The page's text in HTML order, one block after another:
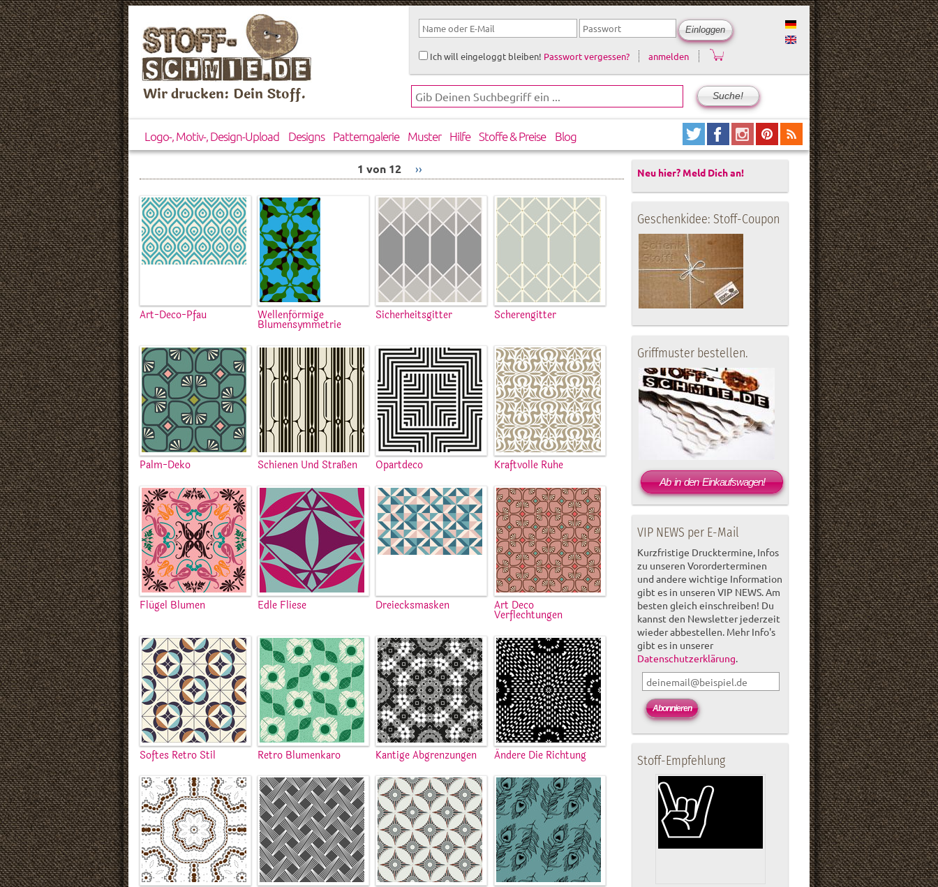
Wir drucken: Dein Stoff.
Ich will eingeloggt bleiben! Passwort vergessen? anmelden
Logo-, Motiv-, Design-Upload Designs Patterngalerie Muster Hilfe Stoffe & Preise Blog
1 von 12 ››
Art-Deco-Pfau Wellenförmige
Blumensymmetrie
Sicherheitsgitter Scherengitter
Palm-Deko Schienen Und Straßen Opartdeco Kraftvolle Ruhe
Flügel Blumen Edle Fliese Dreiecksmasken Art Deco
Verflechtungen
Softes Retro Stil Retro Blumenkaro Kantige Abgrenzungen Ändere Die Richtung
Neu hier? Meld Dich an!
Geschenkidee: Stoff-Coupon
Griffmuster bestellen.
Ab in den Einkaufswagen!
VIP NEWS per E-Mail
Kurzfristige Drucktermine, Infos
zu unseren Vororderterminen
und andere wichtige Information
gibt es in unseren VIP NEWS. Am
besten gleich einschreiben! Du
kannst den Newsletter jederzeit
wieder abbestellen. Mehr Info's
gibt es in unserer
Datenschutzerklärung.
Stoff-Empfehlung